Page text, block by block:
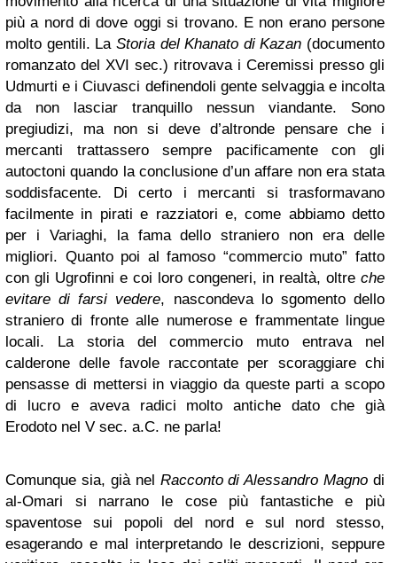
più a nord di dove oggi si trovano. E non erano persone
molto gentili. La Storia del Khanato di Kazan (documento
romanzato del XVI sec.) ritrovava i Ceremissi presso gli
Udmurti e i Ciuvasci definendoli gente selvaggia e incolta
da non lasciar tranquillo nessun viandante. Sono
pregiudizi, ma non si deve d’altronde pensare che i
mercanti trattassero sempre pacificamente con gli
autoctoni quando la conclusione d’un affare non era stata
soddisfacente. Di certo i mercanti si trasformavano
facilmente in pirati e razziatori e, come abbiamo detto
per i Variaghi, la fama dello straniero non era delle
migliori. Quanto poi al famoso “commercio muto” fatto
con gli Ugrofinni e coi loro congeneri, in realtà, oltre che
evitare di farsi vedere,
nascondeva lo sgomento dello
straniero di fronte alle numerose e frammentate lingue
locali. La storia del commercio muto entrava nel
calderone delle favole raccontate per scoraggiare chi
pensasse di mettersi in viaggio da queste parti a scopo
di lucro e aveva radici molto antiche dato che già
Erodoto nel V sec. a.C. ne parla!
Comunque sia, già nel Racconto di Alessandro Magno di
al-Omari si narrano le cose più fantastiche e più
spaventose sui popoli del nord e sul nord stesso,
esagerando e mal interpretando le descrizioni, seppure